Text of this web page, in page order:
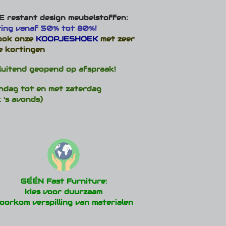
restant design meubelstoffen:
vanaf 50% tot 80%!
onze KOOPJESHOEKmet zeer
kortingen
geopend op afspraak!
tot en met zaterdag
's avonds)
GÉÉN Fast Furniture:
kies voor duurzaam
verspilling van materialen